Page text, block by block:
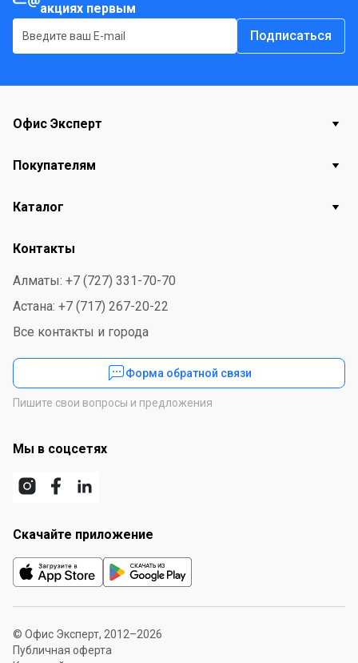
акциях первым
Подписаться
Офис Эксперт
Покупателям
Каталог
Контакты
Алматы: +7 (727) 331-70-70
Астана: +7 (717) 267-20-22
Все контакты и города
Форма обратной связи
Пишите свои вопросы и предложения
Мы в соцсетях
Скачайте приложение
© Офис Эксперт, 2012–2026
Публичная оферта